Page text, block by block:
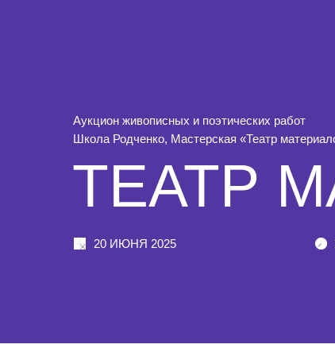
ТЕАТР
Аукцион живописных и поэтических работ
Школа Родченко, Мастерская «Театр
20 ИЮНЯ 2025